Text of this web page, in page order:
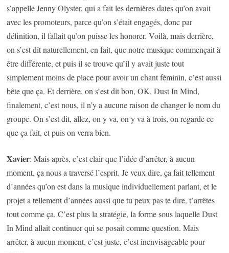
s’appelle Jenny Olyster, qui a fait les dernières dates qu’on avait
avec les promoteurs, parce qu’on s’était engagés, donc par
définition, il fallait qu’on puisse les honorer. Voilà, mais derrière,
on s’est dit naturellement, en fait, que notre musique commençait à
être différente, et puis il se trouve qu’il y avait juste tout
simplement moins de place pour avoir un chant féminin, c’est aussi
bête que ça. Et derrière, on s’est dit bon, OK, Dust In Mind,
finalement, c’est nous, il n’y a aucune raison de changer le nom du
groupe. On s’est dit, allez, on y va, on y va à trois, on regarde ce
que ça fait, et puis on verra bien.
Xavier: Mais après, c’est clair que l’idée d’arrêter, à aucun
moment, ça nous a traversé l’esprit. Je veux dire, ça fait tellement
d’années qu’on est dans la musique individuellement parlant, et le
projet a tellement d’années aussi que tu peux pas te dire, t’arrêtes
tout comme ça. C’est plus la stratégie, la forme sous laquelle Dust
In Mind allait continuer qui se posait comme question. Mais
arrêter, à aucun moment, c’est juste, c’est inenvisageable pour